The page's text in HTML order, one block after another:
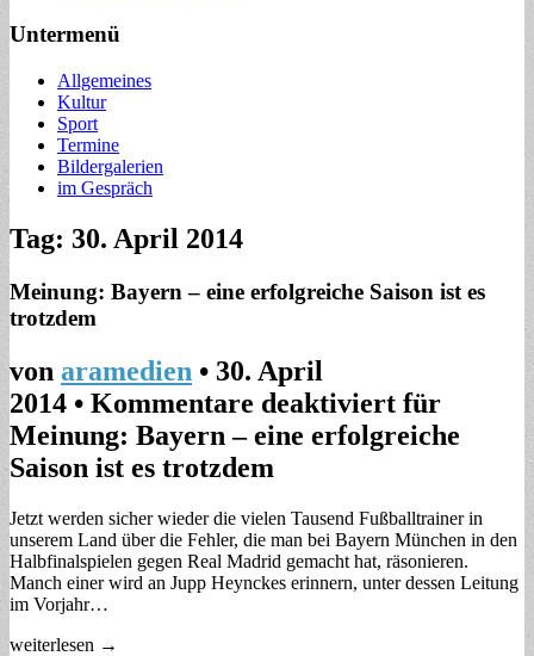
Untermenü
Allgemeines
Kultur
Sport
Termine
Bildergalerien
im Gespräch
Tag: 30. April 2014
Meinung: Bayern – eine erfolgreiche Saison ist es
trotzdem
von aramedien • 30. April
2014 • Kommentare deaktiviert für
Meinung: Bayern – eine erfolgreiche
Saison ist es trotzdem
Jetzt werden sicher wieder die vielen Tausend Fußballtrainer in
unserem Land über die Fehler, die man bei Bayern München in den
Halbfinalspielen gegen Real Madrid gemacht hat, räsonieren.
Manch einer wird an Jupp Heynckes erinnern, unter dessen Leitung
im Vorjahr…
weiterlesen →